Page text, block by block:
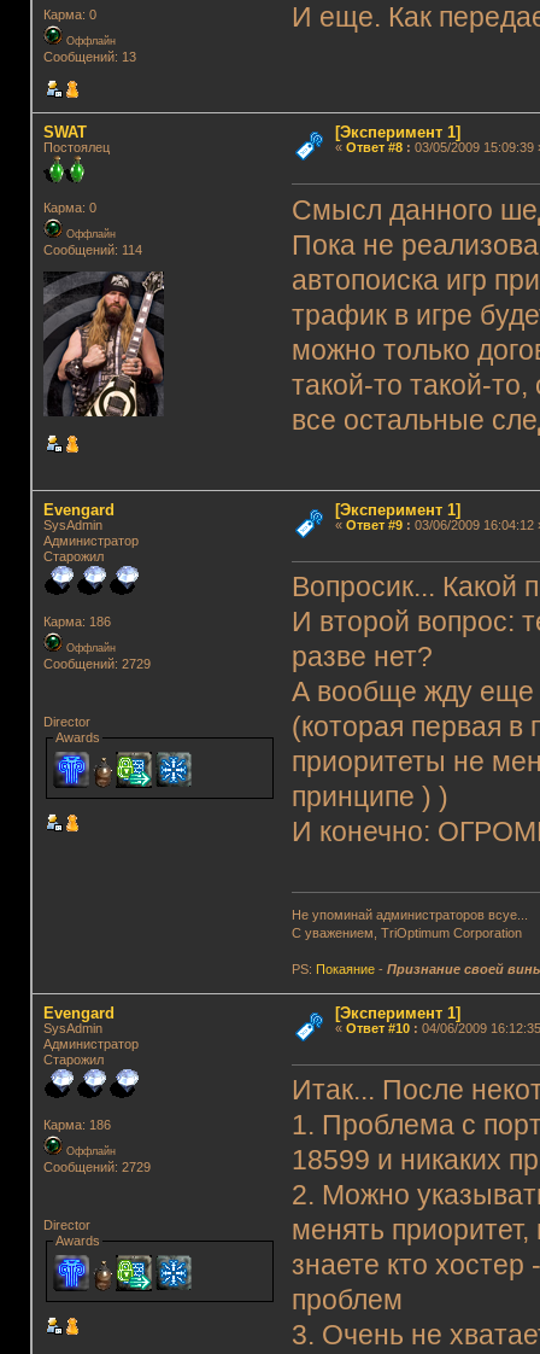
Карма: 0
Оффлайн
Сообщений: 13
И еще. Как
SWAT
Постоялец
Карма: 0
Оффлайн
Сообщений: 114
[Эксперимент 1]
« Ответ #8: 03/05/2009 15:09:39
Смысл данного
Пока не
автопоиска игр
трафик в игре
можно только
такой-то такой-
все остальные
Evengard
SysAdmin
Администратор
Старожил
Карма: 186
Оффлайн
Сообщений: 2729
Director
Awards
[Эксперимент 1]
« Ответ #9: 03/06/2009 16:04:12
Вопросик... Какой
И второй вопрос:
разве нет?
А вообще жду еще
(которая первая в
приоритеты не
принципе ) )
И конечно:
Не упоминай администраторов всуе...
С уважением, TriOptimum Corporation
PS: Покаяние -Признание своей
Evengard
SysAdmin
Администратор
Старожил
Карма: 186
Оффлайн
Сообщений: 2729
Director
Awards
[Эксперимент 1]
« Ответ #10: 04/06/2009
Итак... После
1. Проблема с
18599 и никаких
2. Можно
менять
знаете кто
проблем
3. Очень не